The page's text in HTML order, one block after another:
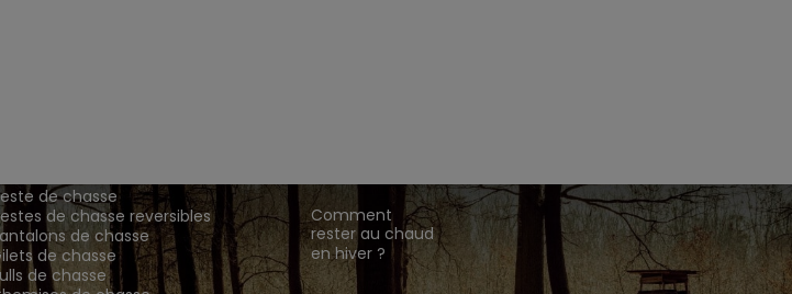
de chasse
de chasse reversibles
de chasse
de chasse
de chasse
Comment
rester au chaud
en hiver ?